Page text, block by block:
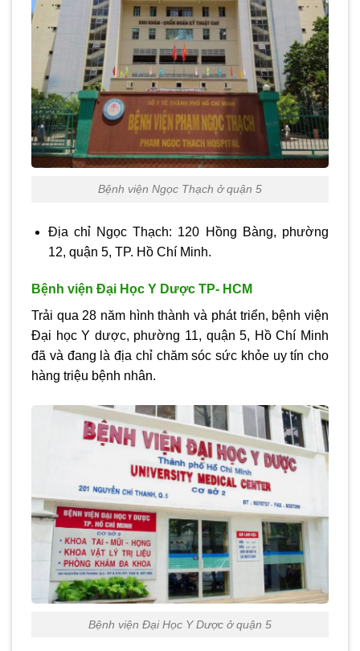
Bệnh viện Ngọc Thạch ở quận 5
Địa chỉ Ngọc Thạch: 120 Hồng Bàng, phường
12, quận 5, TP. Hồ Chí Minh.
Bệnh viện Đại Học Y Dược TP- HCM
Trải qua 28 năm hình thành và phát triển, bệnh viện
Đại học Y dược, phường 11, quận 5, Hồ Chí Minh
đã và đang là địa chỉ chăm sóc sức khỏe uy tín cho
hàng triệu bệnh nhân.
Bệnh viện Đại Học Y Dược ở quận 5